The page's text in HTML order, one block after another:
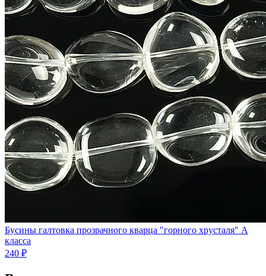
Бусины галтовка прозрачного кварца "горного хрусталя" А
класса
240 ₽